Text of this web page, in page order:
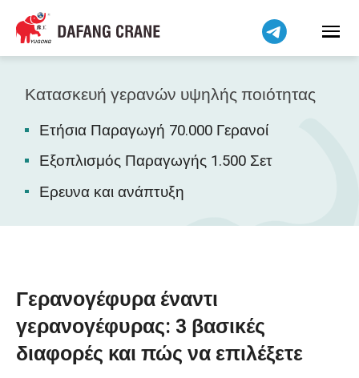
Κατασκευή γερανών υψηλής ποιότητας
Ετήσια Παραγωγή 70.000 Γερανοί
Εξοπλισμός Παραγωγής 1.500 Σετ
Ερευνα και ανάπτυξη
Γερανογέφυρα έναντι
γερανογέφυρας: 3 βασικές
διαφορές και πώς να επιλέξετε
Bahasa Indonesia
Bahasa Melayu
Tiếng Việt
简体中文
فارسی
Pilipino
اردو
Kiswahili
Dansk
Norsk
O‘zbekcha